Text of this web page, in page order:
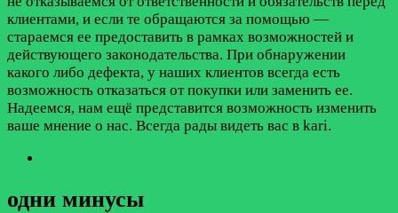
клиентами, и если те обращаются за помощью —
стараемся ее предоставить в рамках возможностей и
действующего законодательства. При обнаружении
какого либо дефекта, у наших клиентов всегда есть
возможность отказаться от покупки или заменить ее.
Надеемся, нам ещё представится возможность изменить
ваше мнение о нас. Всегда рады видеть вас в kari.
одни минусы